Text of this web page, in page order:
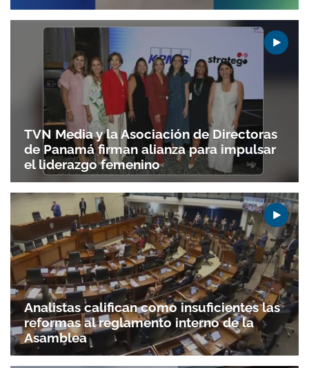
TVN Media y la Asociación de Directoras
de Panamá firman alianza para impulsar
el liderazgo femenino
Analistas califican como insuficientes las
reformas al reglamento interno de la
Asamblea